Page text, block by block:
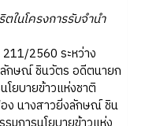
ในโครงการรับจำนำ
2560 ระหว่าง
กษณ์ ชินวัตร อดีตนายก
โยบายข้าวแห่งชาติ
ง นางสาวยิ่งลักษณ์ ชิน